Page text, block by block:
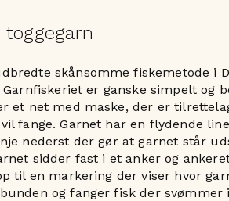
toggegarn
skånsomme fiskemetode i
er ganske simpelt og
et net med maske, der er
fange. Garnet har en flydende
nederst der gør at garnet står
sidder fast i et anker og
til en markering der viser hvor
og fanger fisk der svømmer